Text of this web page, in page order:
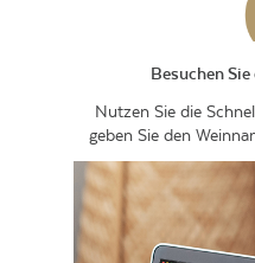
Besuchen
Nutzen Sie die
geben Sie den